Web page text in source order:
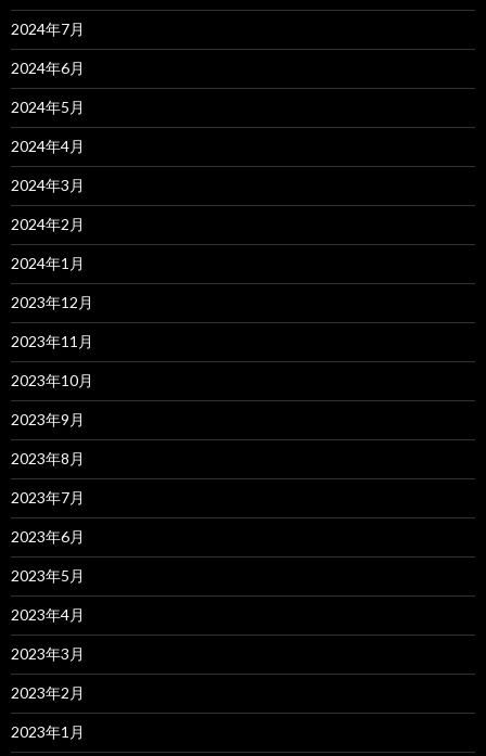
2024年7月
2024年6月
2024年5月
2024年4月
2024年3月
2024年2月
2024年1月
2023年12月
2023年11月
2023年10月
2023年9月
2023年8月
2023年7月
2023年6月
2023年5月
2023年4月
2023年3月
2023年2月
2023年1月